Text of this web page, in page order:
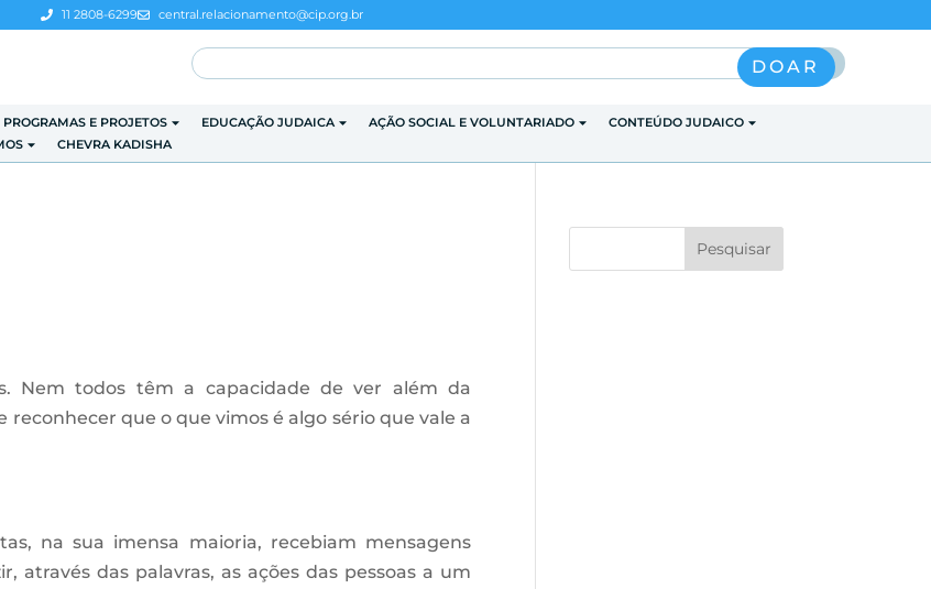
11 2808-6299 central.relacionamento@cip.org.br
Pesquisar
DOAR
PROGRAMAS E PROJETOS EDUCAÇÃO JUDAICA AÇÃO SOCIAL E VOLUNTARIADO
CONTEÚDO JUDAICO
CHEVRA KADISHA
Nem todos têm a capacidade de ver além da
que o que vimos é algo sério que vale a
na sua imensa maioria, recebiam mensagens
das palavras, as ações das pessoas a um